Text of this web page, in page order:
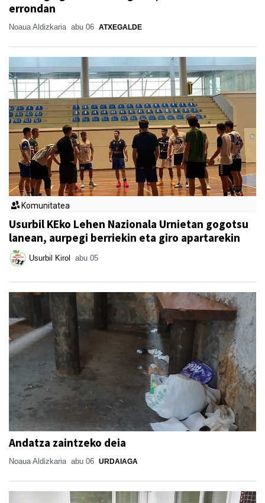
errondan
Noaua Aldizkaria abu 06 ATXEGALDE
Komunitatea
Usurbil KEko Lehen Nazionala Urnietan gogotsu
lanean, aurpegi berriekin eta giro apartarekin
Usurbil Kirol abu 05
Andatza zaintzeko deia
Noaua Aldizkaria abu 06 URDAIAGA